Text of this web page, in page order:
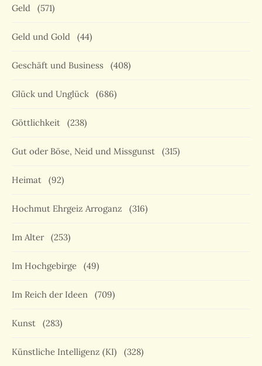
Geld (571)
Geld und Gold (44)
Geschäft und Business (408)
Glück und Unglück (686)
Göttlichkeit (238)
Gut oder Böse, Neid und Missgunst (315)
Heimat (92)
Hochmut Ehrgeiz Arroganz (316)
Im Alter (253)
Im Hochgebirge (49)
Im Reich der Ideen (709)
Kunst (283)
Künstliche Intelligenz (KI) (328)